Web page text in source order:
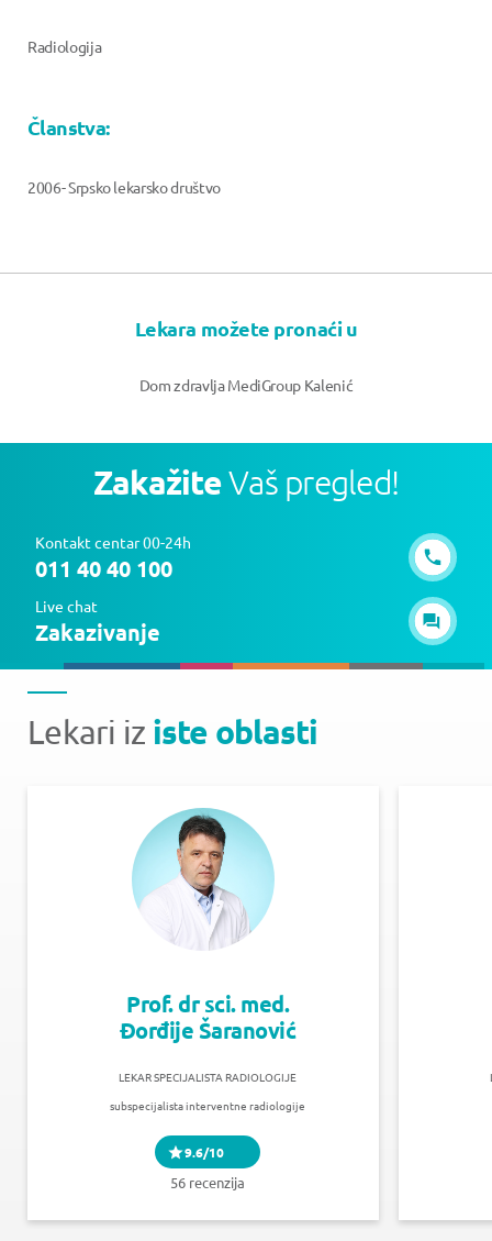
Radiologija
Članstva:
2006- Srpsko lekarsko društvo
Lekara možete pronaći u
Dom zdravlja MediGroup Kalenić
ZakažiteVaš pregled!
Kontakt centar 00-24h
011 40 40 100
Live chat
Zakazivanje
Lekari iz iste oblasti
Prof. dr sci. med.
Đorđije Šaranović
LEKAR SPECIJALISTA RADIOLOGIJE
subspecijalista interventne radiologije
9.6/10
56 recenzija